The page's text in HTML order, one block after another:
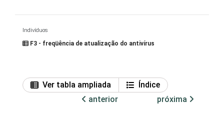
Indivíduos
F3 - freqüência de atualização do antivírus
Ver tabla ampliada
Índice
anterior
próxima